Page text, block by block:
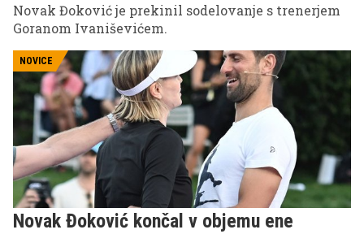
Novak Đoković je prekinil sodelovanje s trenerjem
Goranom Ivaniševićem.
NOVICE
Novak Đoković končal v objemu ene